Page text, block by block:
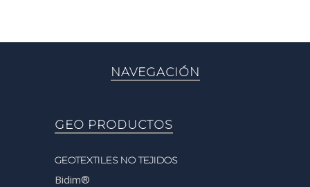
NAVEGACIÓN
GEO PRODUCTOS
GEOTEXTILES NO TEJIDOS
Bidim®